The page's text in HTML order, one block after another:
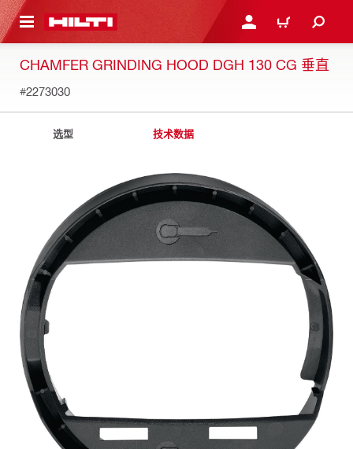
到主页 登录或注册购物车
CHAMFER GRINDING HOOD DGH 130 CG 垂直
#2273030
选型 技术数据